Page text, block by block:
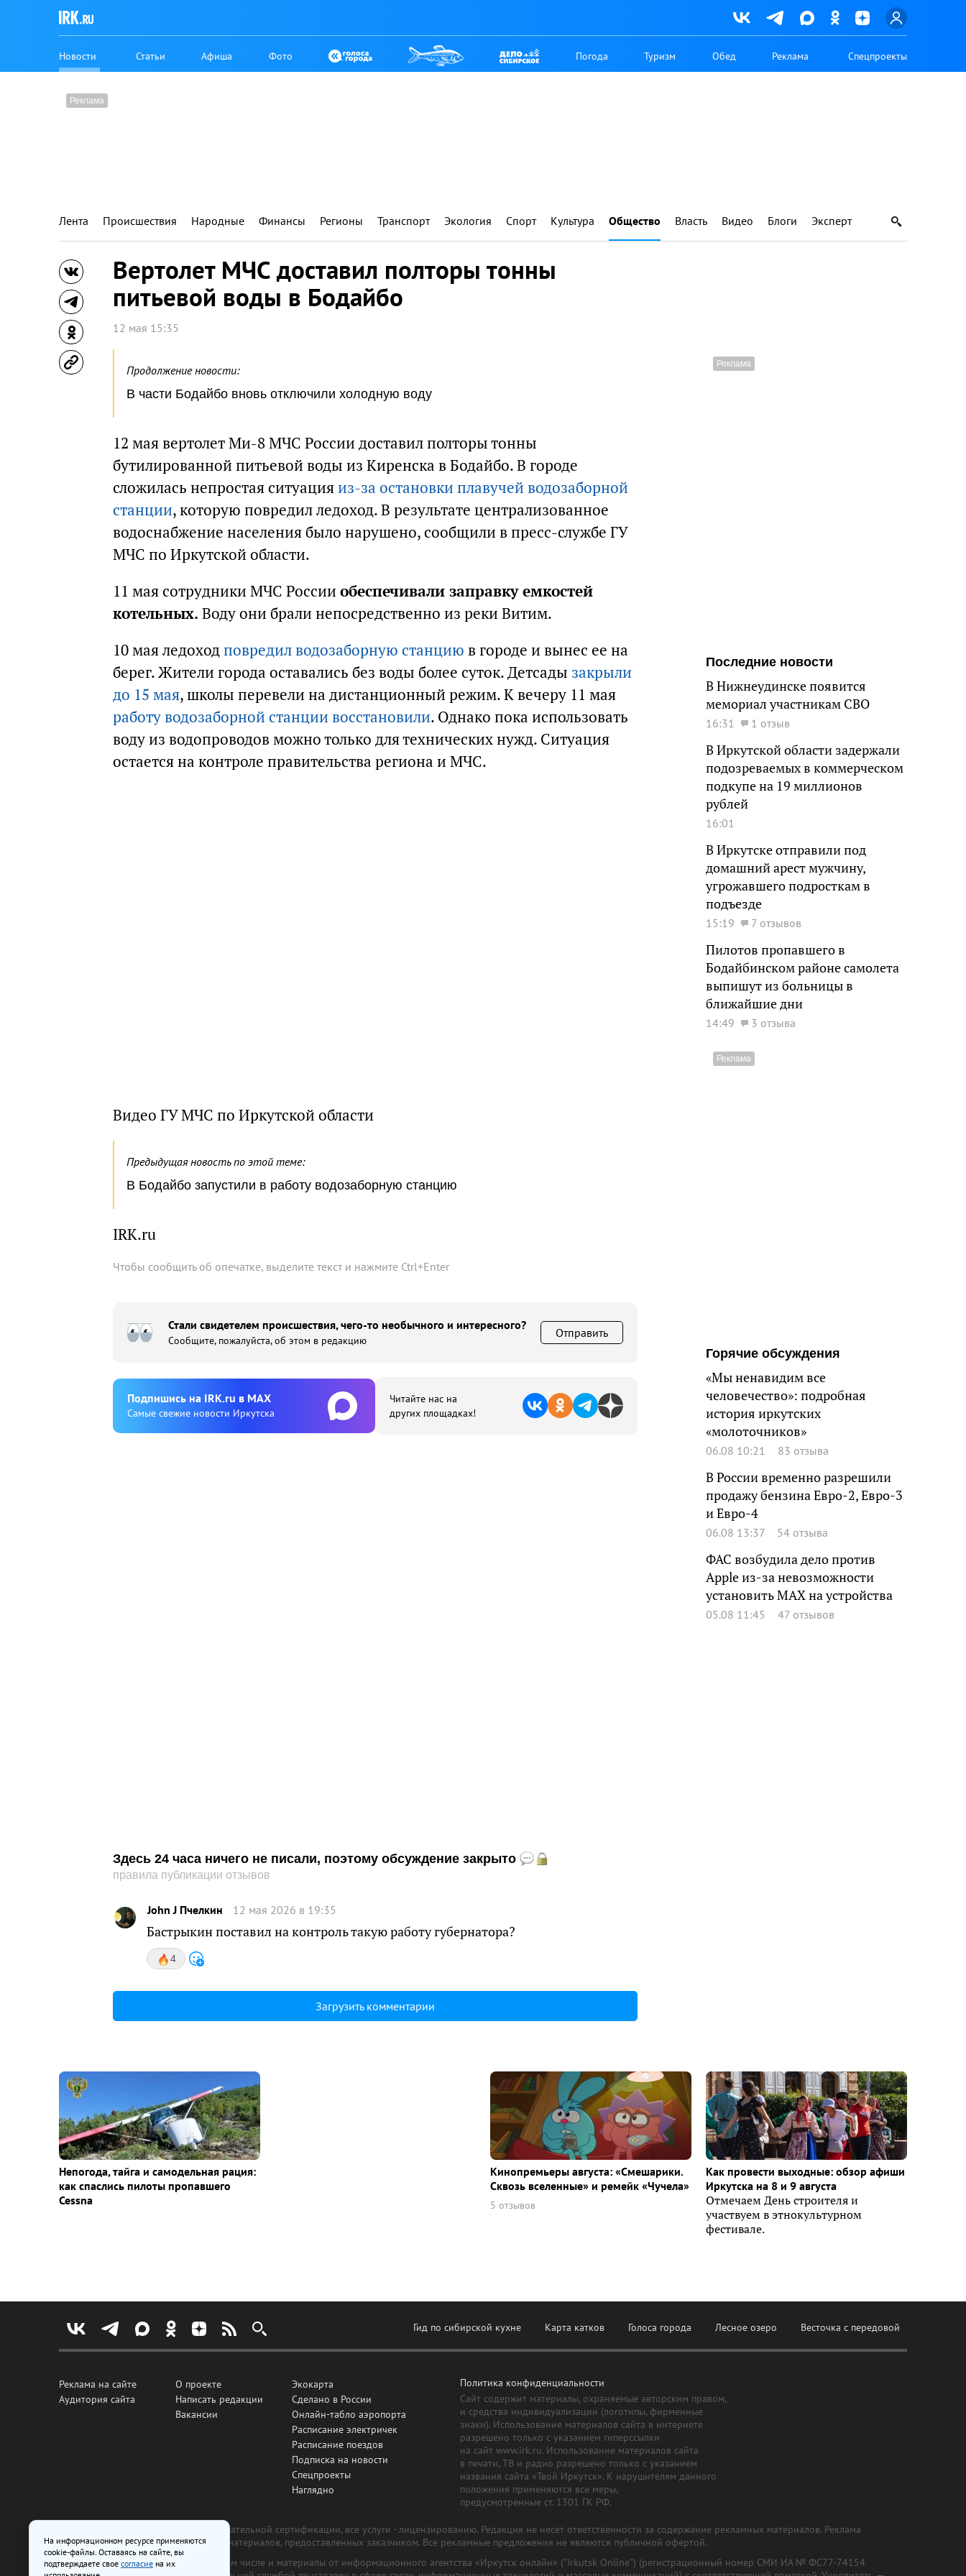
Новости Статьи Афиша Фото Погода Туризм Обед Реклама Спецпроекты
Лента Происшествия Народные Финансы Регионы Транспорт Экология Спорт Культура Общество Власть Видео Блоги Эксперт
Вертолет МЧС доставил полторы тонны
питьевой воды в Бодайбо
12 мая 15:35
Продолжение новости:
В части Бодайбо вновь отключили холодную воду
12 мая вертолет Ми-8 МЧС России доставил полторы тонны
бутилированной питьевой воды из Киренска в Бодайбо. В городе
сложилась непростая ситуацияиз-за остановки плавучей водозаборной
станции, которую повредил ледоход. В результате централизованное
водоснабжение населения было нарушено, сообщили в пресс-службе ГУ
МЧС по Иркутской области.
11 мая сотрудники МЧС России обеспечивали заправку емкостей
котельных. Воду они брали непосредственно из реки Витим.
10 мая ледоходповредил водозаборную станцию в городе и вынес ее на
берег. Жители города оставались без воды более суток. Детсады закрыли
до 15 мая, школы перевели на дистанционный режим. К вечеру 11 мая
работу водозаборной станции восстановили. Однако пока использовать
воду из водопроводов можно только для технических нужд. Ситуация
остается на контроле правительства региона и МЧС.
Видео ГУ МЧС по Иркутской области
Предыдущая новость по этой теме:
В Бодайбо запустили в работу водозаборную станцию
IRK.ru
Чтобы сообщить об опечатке, выделите текст и нажмите Ctrl+Enter
Стали свидетелем происшествия, чего-то необычного и интересного?
Сообщите, пожалуйста, об этом в редакцию
Отправить
Подпишиcь на IRK.ru в MAX
Cамые свежие новости Иркутска
Читайте нас на
других площадках!
Здесь 24 часа ничего не писали, поэтому обсуждение закрыто
правила публикации отзывов
John J Пчелкин 12 мая 2026 в 19:35
Бастрыкин поставил на контроль такую работу губернатора?
4
Загрузить комментарии
Последние новости
В Нижнеудинске появится
мемориал участникам СВО
16:31 1 отзыв
В Иркутской области задержали
подозреваемых в коммерческом
подкупе на 19 миллионов
рублей
16:01
В Иркутске отправили под
домашний арест мужчину,
угрожавшего подросткам в
подъезде
15:19 7 отзывов
Пилотов пропавшего в
Бодайбинском районе самолета
выпишут из больницы в
ближайшие дни
14:49 3 отзыва
Горячие обсуждения
«Мы ненавидим все
человечество»: подробная
история иркутских
«молоточников»
06.08 10:21 83 отзыва
В России временно разрешили
продажу бензина Евро-2, Евро-3
и Евро-4
06.08 13:37 54 отзыва
ФАС возбудила дело против
Apple из-за невозможности
установить MAX на устройства
05.08 11:45 47 отзывов
Непогода, тайга и самодельная рация:
как спаслись пилоты пропавшего
Cessna
Кинопремьеры августа: «Смешарики.
Сквозь вселенные» и ремейк «Чучела»
5 отзывов
Как провести выходные: обзор афиши
Иркутска на 8 и 9 августа
Отмечаем День строителя и
участвуем в этнокультурном
фестивале.
Гид по сибирской кухне Карта катков Голоса города Лесное озеро Весточка с передовой
Реклама на сайте
Аудитория сайта
О проекте
Написать редакции
Вакансии
Экокарта
Сделано в России
Онлайн-табло аэропорта
Расписание электричек
Расписание поездов
Подписка на новости
Спецпроекты
Наглядно
Политика конфиденциальности
Сайт содержит материалы, охраняемые авторским правом,
и средства индивидуализации (логотипы, фирменные
знаки). Использование материалов сайта в интернете
разрешено только с указанием гиперссылки
на сайт www.irk.ru. Использование материалов сайта
в печати, ТВ и радио разрешено только с указанием
названия сайта «Твой Иркутск». К нарушителям данного
положения применяются все меры,
предусмотренные ст. 1301 ГК РФ.
Все рекламные товары подлежат обязательной сертификации, все услуги - лицензированию. Редакция не несет ответственности за содержание рекламных материалов. Реклама
изготовлена и размещена на основе материалов, предоставленных заказчиком. Все рекламные предложения не являются публичной офертой.
На сайте www.irk.ru размещаются в том числе и материалы от информационного агентства «Иркутск онлайн» ("Irkutsk Online") (регистрационный номер СМИ ИА № ФС77-74154
На информационном ресурсе применяются
cookie-файлы. Оставаясь на сайте, вы
подтверждаете свое согласие на их